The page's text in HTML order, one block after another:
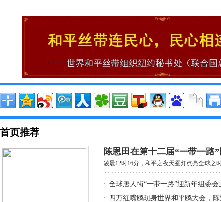
首页推荐
陈恩田在第十二届“一带一路”
凌晨12时16分，和平之夜天蚕灯点亮全球之
全球唐人街“一带一路”迎新年组委会
四万红嘴鸥现身世界和平鸥大会，